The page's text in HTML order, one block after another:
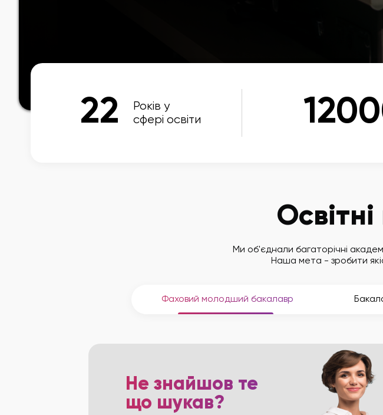
22
Років у
сфері освіти
Ми об'єднали багаторічні
Наша мета - зробити
Фаховий молодший бакалавр
Не знайшов те
що шукав?